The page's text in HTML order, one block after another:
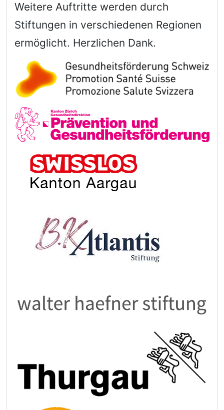
Weitere Auftritte werden durch
Stiftungen in verschiedenen Regionen
ermöglicht. Herzlichen Dank.